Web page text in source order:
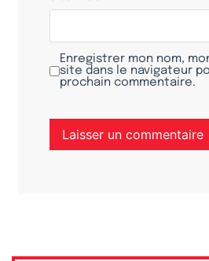
Enregistrer mon nom,
site dans le navigateur
prochain commentaire.